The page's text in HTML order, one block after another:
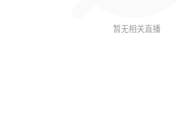
暂无相关直播